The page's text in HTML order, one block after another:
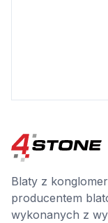
Blaty z
producentem
wykonanych z